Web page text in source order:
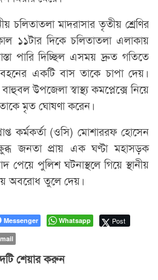
চলিতাতলা মাদরাসার তৃতীয় শ্রেণির
১১টার দিকে চলিতাতলা এলাকায়
পারি দিচ্ছিল এসময় দ্রুত গতিতে
একটি বাস তাকে চাপা দেয়।
উপজেলা স্বাস্থ্য কমপ্লেক্সে নিয়ে
মৃত ঘোষণা করেন।
কর্মকর্তা (ওসি) মোশাররফ হোসেন
জনতা প্রায় এক ঘণ্টা মহাসড়ক
পুলিশ ঘটনাস্থলে গিয়ে স্থানীয়
অবরোধ তুলে দেয়।
Messenger Whatsapp Post
শেয়ার করুন